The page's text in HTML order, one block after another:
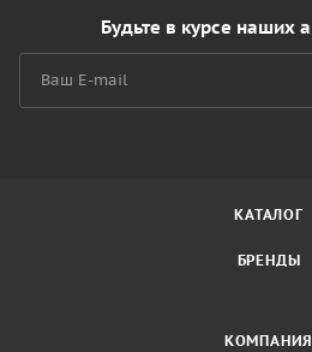
Будьте в курсе наших
КАТАЛОГ
БРЕНДЫ
КОМПАНИЯ